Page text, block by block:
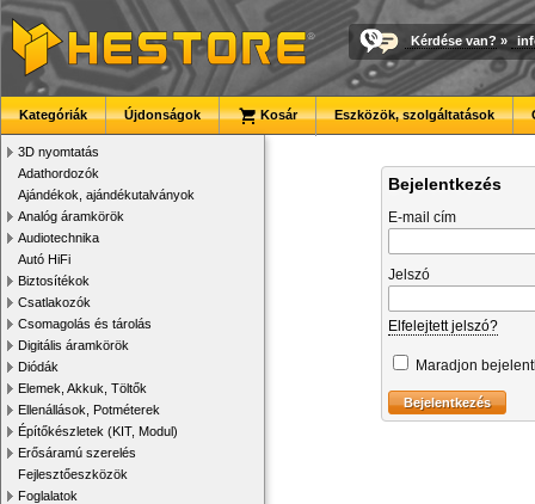
Kérdése van? »
Kategóriák Újdonságok Kosár Eszközök, szolgáltatások
3D nyomtatás
Adathordozók
Ajándékok, ajándékutalványok
Analóg áramkörök
Audiotechnika
Autó HiFi
Biztosítékok
Csatlakozók
Csomagolás és tárolás
Digitális áramkörök
Diódák
Elemek, Akkuk, Töltők
Ellenállások, Potméterek
Építőkészletek (KIT, Modul)
Erősáramú szerelés
Fejlesztőeszközök
Foglalatok
Bejelentkezés
E-mail cím
Jelszó
Elfelejtett jelszó?
Maradjon